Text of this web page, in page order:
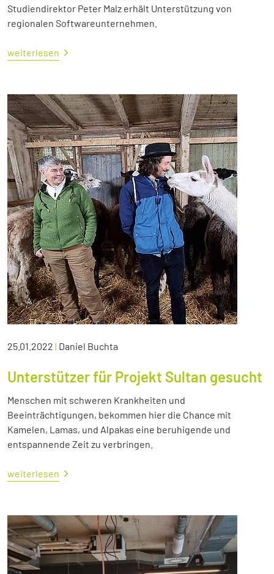
Studiendirektor Peter Malz erhält Unterstützung von
regionalen Softwareunternehmen.
weiterlesen
25.01.2022 | Daniel Buchta
Unterstützer für Projekt Sultan gesucht
Menschen mit schweren Krankheiten und
Beeinträchtigungen, bekommen hier die Chance mit
Kamelen, Lamas, und Alpakas eine beruhigende und
entspannende Zeit zu verbringen.
weiterlesen